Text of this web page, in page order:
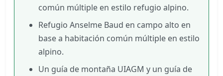
común múltiple en estilo refugio alpino.
Refugio Anselme Baud en campo alto en
base a habitación común múltiple en estilo
alpino.
Un guía de montaña UIAGM y un guía de